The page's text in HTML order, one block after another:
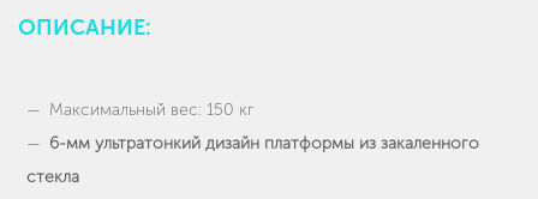
ОПИСАНИЕ:
Максимальный вес: 150 кг
6-мм ультратонкий дизайн платформы из закаленного
стекла